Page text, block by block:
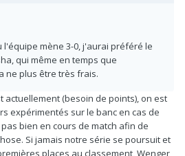
l'équipe mène 3-0, j'aurai préféré le
qui même en temps que
ne plus être très frais.
actuellement (besoin de points), on est
expérimentés sur le banc en cas de
bien en cours de match afin de
Si jamais notre série se poursuit et
places au classement, Wenger